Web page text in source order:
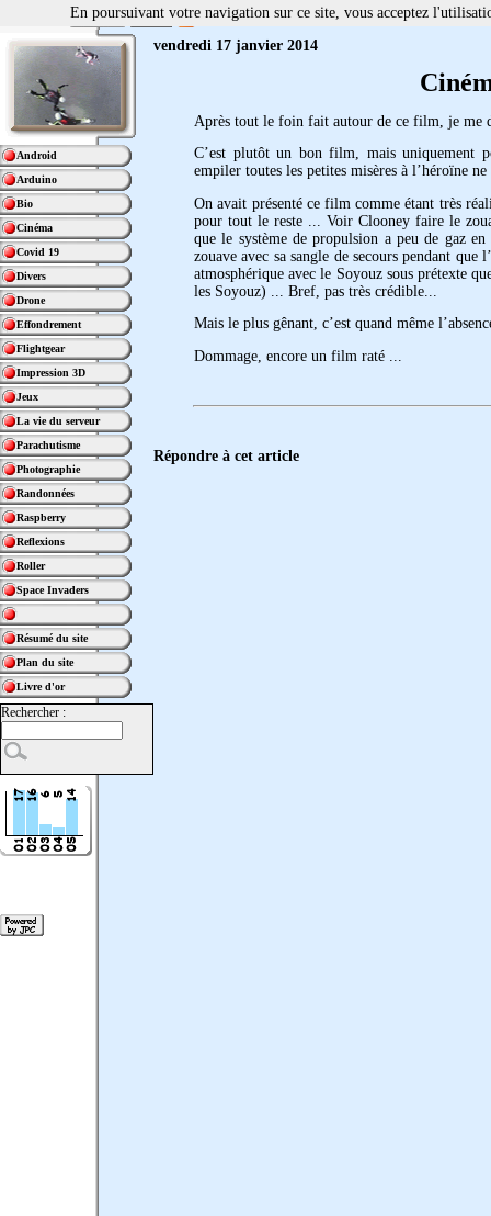
Android
Arduino
Bio
Cinéma
Covid 19
Divers
Drone
Effondrement
Flightgear
Impression 3D
Jeux
La vie du serveur
Parachutisme
Photographie
Randonnées
Raspberry
Reflexions
Roller
Space Invaders
Résumé du site
Plan du site
Livre d'or
Rechercher :
vendredi 17 janvier 2014
Après tout le foin fait autour de ce film, je me
C’est plutôt un bon film, mais uniquement
empiler toutes les petites misères à l’héroïne
On avait présenté ce film comme étant très
pour tout le reste ... Voir Clooney faire le
que le système de propulsion a peu de gaz
zouave avec sa sangle de secours pendant
atmosphérique avec le Soyouz sous prétexte
les Soyouz) ... Bref, pas très crédible...
Mais le plus gênant, c’est quand même
Dommage, encore un film raté ...
Répondre à cet article
En poursuivant votre navigation sur ce site, vous acceptez